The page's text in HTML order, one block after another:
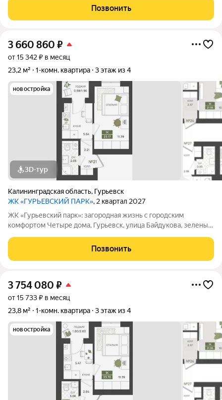
система отопления - все это новый проект от МПК. Срок сдачи
- II квартал 2027 года
Позвонить
3 660 860 ₽
от 15 342 ₽ в месяц
23,2 м²
1-комн. квартира 3 этаж из 4
новостройка
3D-тур
Калининградская область, Гурьевск
ЖК «ГУРЬЕВСКИЙ ПАРК», 2 квартал 2027
ЖК «Гурьевский парк»: загородная жизнь с городским
комфортом Четыре дома, Гурьевск, улица Байдукова, зеленый
система отопления - все это новый проект от МПК. Срок сдачи
- II квартал 2027 года
Позвонить
3 754 080 ₽
от 15 733 ₽ в месяц
23,8 м²
1-комн. квартира 3 этаж из 4
новостройка